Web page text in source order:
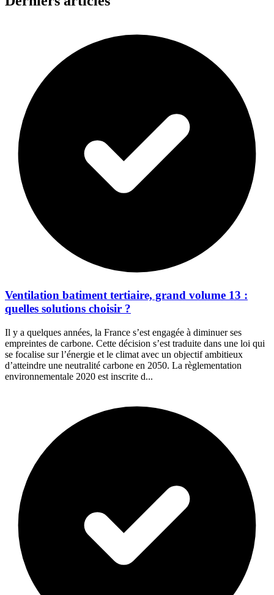
Ventilation batiment tertiaire, grand volume 13 :
quelles solutions choisir ?
Il y a quelques années, la France s’est engagée à diminuer ses
empreintes de carbone. Cette décision s’est traduite dans une loi qui
se focalise sur l’énergie et le climat avec un objectif ambitieux
d’atteindre une neutralité carbone en 2050. La règlementation
environnementale 2020 est inscrite d...